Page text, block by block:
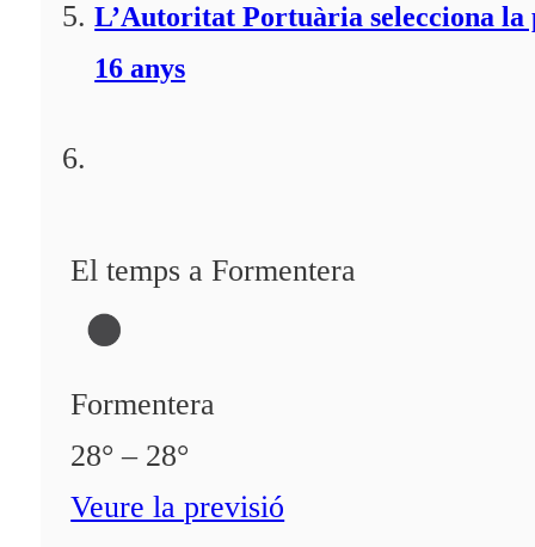
L’Autoritat Portuària selecciona
16 anys
El temps a Formentera
Formentera
28° – 28°
Veure la previsió